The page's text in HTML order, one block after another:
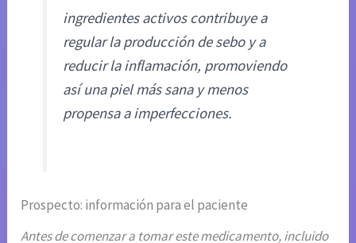
ingredientes activos contribuye a
regular la producción de sebo y a
reducir la inflamación, promoviendo
así una piel más sana y menos
propensa a imperfecciones.
Prospecto: información para el paciente
Antes de comenzar a tomar este medicamento, incluido